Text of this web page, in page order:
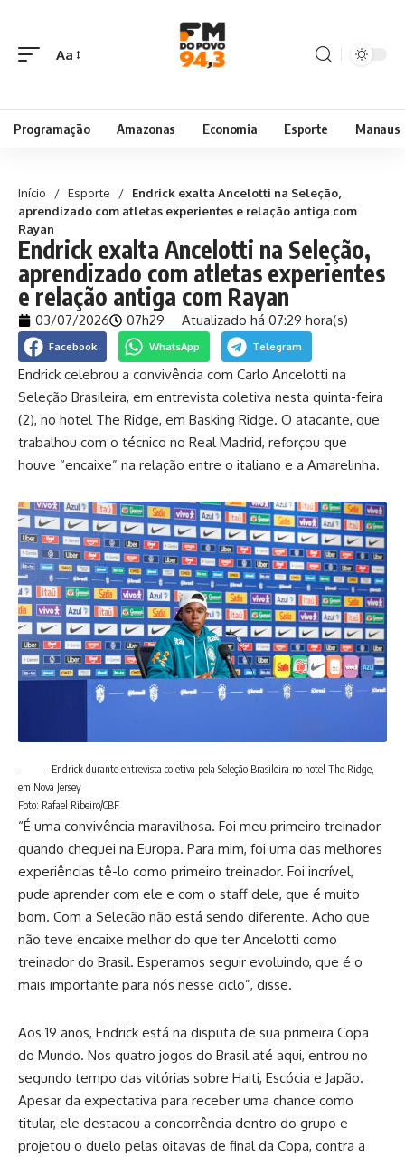
Aa
Programação Amazonas Economia Esporte Manaus
Início / Esporte /
Endrick exalta Ancelotti na Seleção,
aprendizado com atletas experientes e relação antiga com
Rayan
Endrick exalta Ancelotti na Seleção,
aprendizado com atletas experientes
e relação antiga com Rayan
03/07/2026 07h29 Atualizado há 07:29 hora(s)
Facebook WhatsApp Telegram
Endrick celebrou a convivência com Carlo Ancelotti na
Seleção Brasileira, em entrevista coletiva nesta quinta-feira
(2), no hotel The Ridge, em Basking Ridge. O atacante, que
trabalhou com o técnico no Real Madrid, reforçou que
houve “encaixe” na relação entre o italiano e a Amarelinha.
Endrick durante entrevista coletiva pela Seleção Brasileira no hotel The Ridge,
em Nova Jersey
Foto: Rafael Ribeiro/CBF
“É uma convivência maravilhosa. Foi meu primeiro treinador
quando cheguei na Europa. Para mim, foi uma das melhores
experiências tê-lo como primeiro treinador. Foi incrível,
pude aprender com ele e com o staff dele, que é muito
bom. Com a Seleção não está sendo diferente. Acho que
não teve encaixe melhor do que ter Ancelotti como
treinador do Brasil. Esperamos seguir evoluindo, que é o
mais importante para nós nesse ciclo”, disse.
Aos 19 anos, Endrick está na disputa de sua primeira Copa
do Mundo. Nos quatro jogos do Brasil até aqui, entrou no
segundo tempo das vitórias sobre Haiti, Escócia e Japão.
Apesar da expectativa para receber uma chance como
titular, ele destacou a concorrência dentro do grupo e
projetou o duelo pelas oitavas de final da Copa, contra a